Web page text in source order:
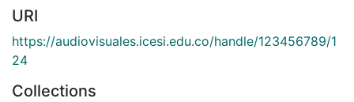
URI
https://audiovisuales.icesi.edu.co/handle/123456789/1
24
Collections